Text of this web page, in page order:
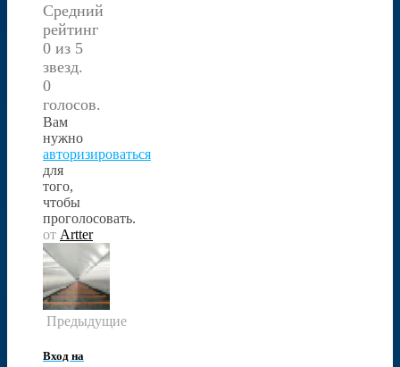
Средний
рейтинг
0 из 5
звезд.
0
голосов.
Вам
нужно
авторизироваться
для
того,
чтобы
проголосовать.
от Artter
Предыдущие
Вход на